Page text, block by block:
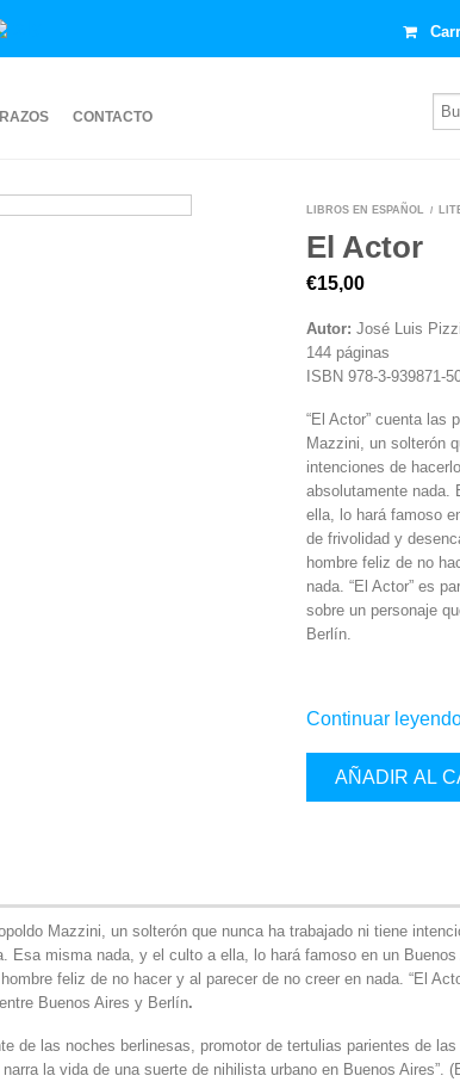
CONTACTO
LIBROS EN ESPAÑOL /
El Actor
€15,00
Autor: José Luis Pizzi
144 páginas
ISBN 978-3-939871-
“El Actor” cuenta las
Mazzini, un solterón
intenciones de
absolutamente nada.
ella, lo hará famoso
de frivolidad y
hombre feliz de no
nada. “El Actor” es
sobre un personaje
Berlín.
Continuar
AÑADIR AL
Mazzini, un solterón que nunca ha trabajado ni tiene
Esa misma nada, y el culto a ella, lo hará famoso en un
feliz de no hacer y al parecer de no creer en nada. “El
Buenos Aires y Berlín.
de las noches berlinesas, promotor de tertulias parientes de
la vida de una suerte de nihilista urbano en Buenos Aires”.